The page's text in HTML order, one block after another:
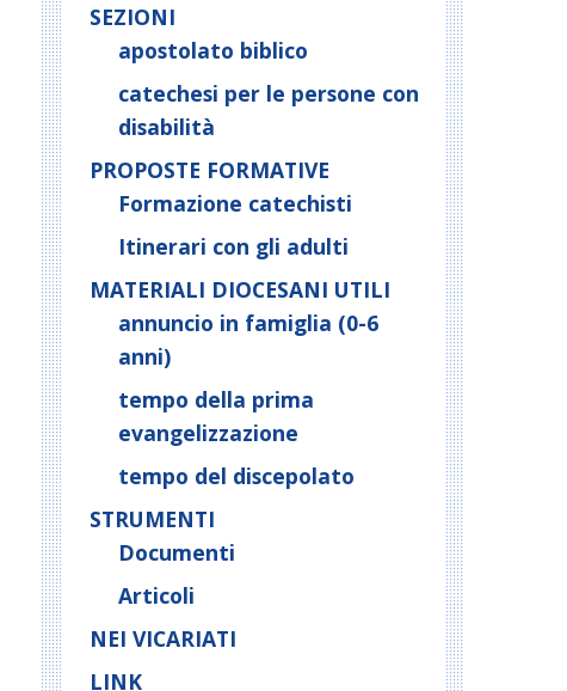
SEZIONI
apostolato biblico
catechesi per le persone con
disabilità
PROPOSTE FORMATIVE
Formazione catechisti
Itinerari con gli adulti
MATERIALI DIOCESANI UTILI
annuncio in famiglia (0-6
anni)
tempo della prima
evangelizzazione
tempo del discepolato
STRUMENTI
Documenti
Articoli
NEI VICARIATI
LINK